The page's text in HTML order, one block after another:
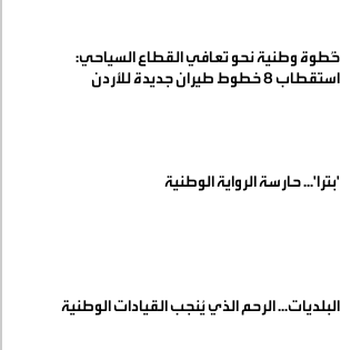
خُطوة وطنية نحو تعافي القطاع السياحي:
استقطاب 8 خطوط طيران جديدة للأردن
'بترا'... حارسة الرواية الوطنية
البلديات... الرحم الذي يُنجب القيادات الوطنية